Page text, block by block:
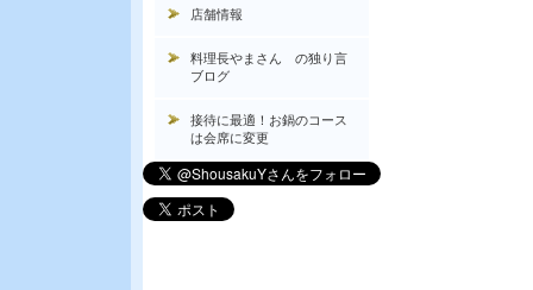
店舗情報
料理長やまさん の独り言
ブログ
接待に最適！お鍋のコース
は会席に変更